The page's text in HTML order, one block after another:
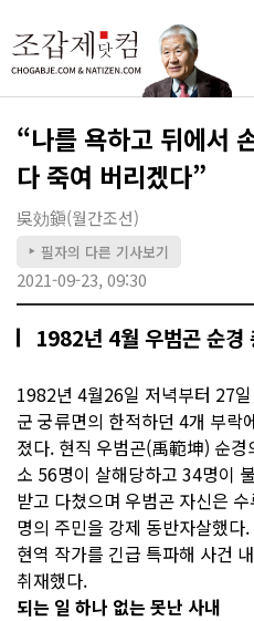
“나를 욕하고 뒤에서
다 죽여 버리겠다”
吳効鎭(월간조선)
▶ 필자의 다른 기사보기
2021-09-23, 09:30
1982년 4월 우범곤 순경
1982년 4월26일 저녁부터 27
군 궁류면의 한적하던 4개 부락
졌다. 현직 우범곤(禹範坤) 순
소 56명이 살해당하고 34명이
받고 다쳤으며 우범곤 자신은
명의 주민을 강제 동반자살했
현역 작가를 긴급 특파해 사건
취재했다.
되는 일 하나 없는 못난 사내